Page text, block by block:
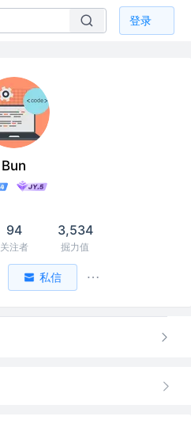
登录
Bun
94
关注者
3,534
掘力值
私信